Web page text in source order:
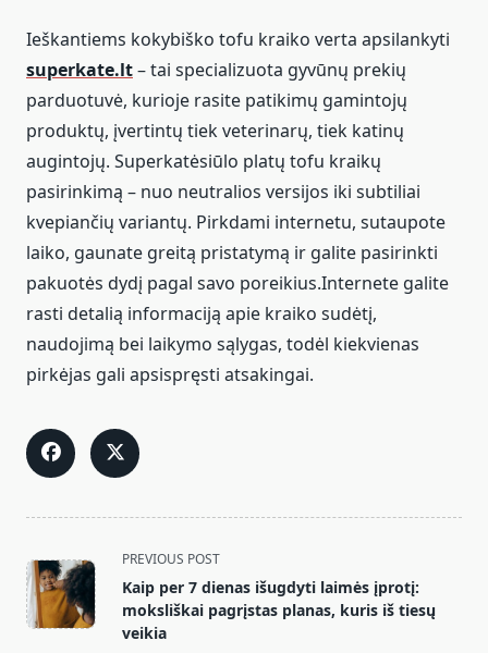
Ieškantiems kokybiško tofu kraiko verta apsilankyti
superkate.lt– tai specializuota gyvūnų prekių
parduotuvė, kurioje rasite patikimų gamintojų
produktų, įvertintų tiek veterinarų, tiek katinų
augintojų. Superkatėsiūlo platų tofu kraikų
pasirinkimą – nuo neutralios versijos iki subtiliai
kvepiančių variantų. Pirkdami internetu, sutaupote
laiko, gaunate greitą pristatymą ir galite pasirinkti
pakuotės dydį pagal savo poreikius.Internete galite
rasti detalią informaciją apie kraiko sudėtį,
naudojimą bei laikymo sąlygas, todėl kiekvienas
pirkėjas gali apsispręsti atsakingai.
<span
class="nav-
subtitle
screen-
PREVIOUS POST
Kaip per 7 dienas išugdyti laimės įprotį:
moksliškai pagrįstas planas, kuris iš tiesų
veikia